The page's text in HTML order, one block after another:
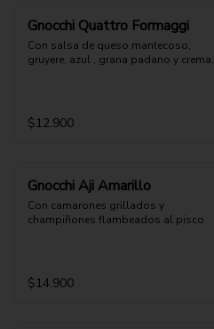
Gnocchi Quattro Formaggi
Con salsa de queso mantecoso,
gruyere, azul , grana padano y crema.
$12.900
Gnocchi Aji Amarillo
Con camarones grillados y
champiñones flambeados al pisco
$14.900